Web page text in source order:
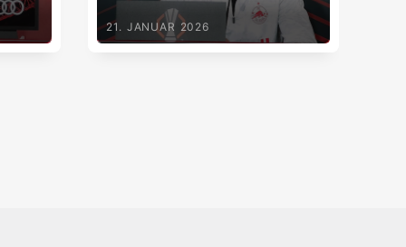
gegen Basel
21. JANUAR 2026